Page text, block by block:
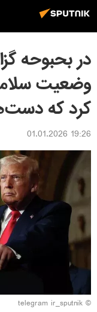
در بحبوحه
وضعیت
کرد که
19:26 01.01.2026
© telegram ir_sputnik